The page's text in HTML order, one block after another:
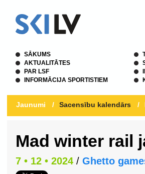
SĀKUMS
AKTUALITĀTES
PAR LSF
INFORMĀCIJA SPORTISTIEM
Jaunumi / Sacensību kalendārs /
Mad winter rail
7 • 12 • 2024 / Ghetto